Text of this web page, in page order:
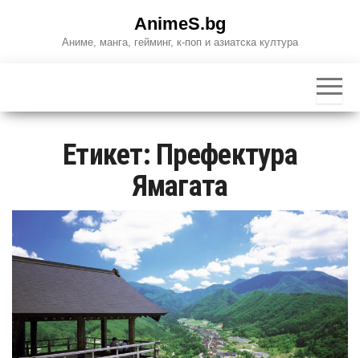
AnimeS.bg
Аниме, манга, гейминг, к-поп и азиатска култура
Етикет: Префектура
Ямагата